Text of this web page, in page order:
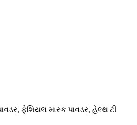
ફેશિયલ માસ્ક પાવડર, હેલ્થ ટી